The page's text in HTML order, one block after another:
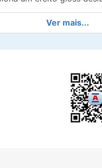
inovadora, os fios
instantânea das
e imediata
Ver mais...